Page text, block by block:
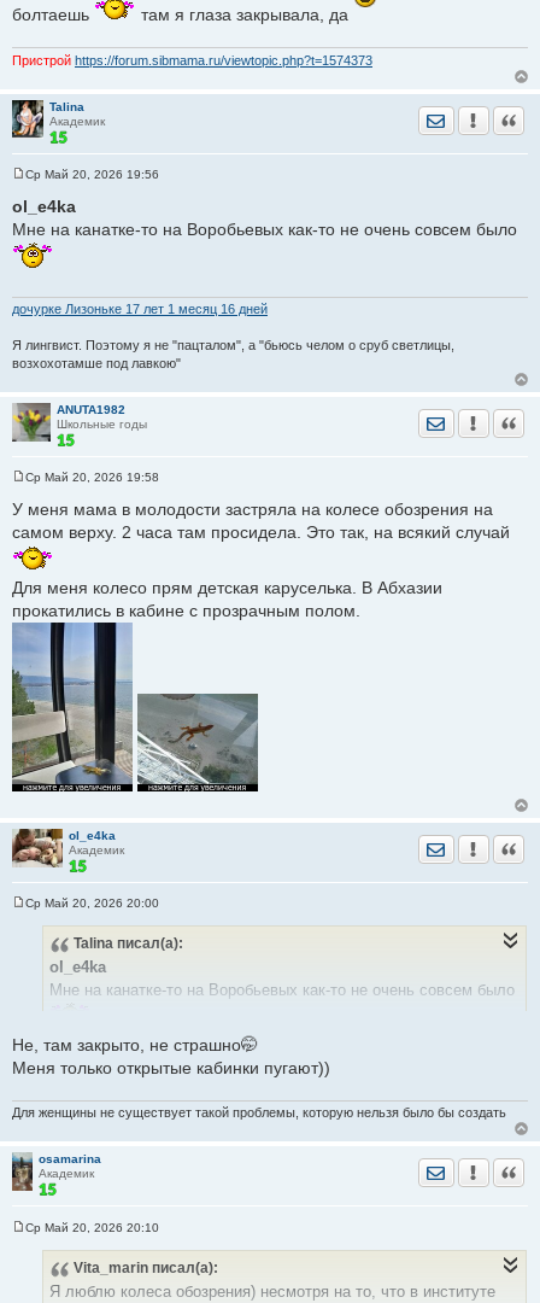
н
болтаешь там я глаза закрывала, да
Пристрой https://forum.sibmama.ru/viewtopic.php?t=1574373
Talina
Академик
Отправить
о
о
б
щ
е
н
е
Ср Май 20, 2026 19:56
ol_e4ka
Мне на канатке-то на Воробьевых как-то не очень совсем было
дочурке Лизоньке 17 лет 1 месяц 16 дней
Я лингвист. Поэтому я не "пацталом", а "бьюсь челом о сруб светлицы,
возхохотамше под лавкою"
ANUTA1982
Школьные годы
Отправить
о
б
щ
е
и
Ср Май 20, 2026 19:58
У меня мама в молодости застряла на колесе обозрения на
самом верху. 2 часа там просидела. Это так, на всякий случай
Для меня колесо прям детская каруселька. В Абхазии
прокатились в кабине с прозрачным полом.
ol_e4ka
Академик
Отправить
Ср Май 20, 2026 20:00
Talina писал(а):
ol_e4ka
Мне на канатке-то на Воробьевых как-то не очень совсем было
Не, там закрыто, не страшно🤭
Меня только открытые кабинки пугают))
Для женщины не существует такой проблемы, которую нельзя было бы создать
osamarina
Академик
Отправить
Ср Май 20, 2026 20:10
Vita_marin писал(а):
Я люблю колеса обозрения) несмотря на то, что в институте